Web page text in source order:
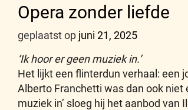
Opera zonder liefde
geplaatst op juni 21, 2025
‘Ik hoor er geen muziek in.’
Het lijkt een flinterdun verhaal: een
Alberto Franchetti was dan ook niet
muziek in’ sloeg hij het aanbod